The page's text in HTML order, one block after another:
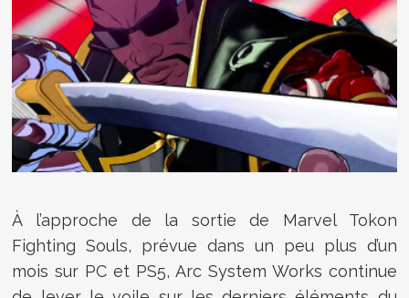
À l’approche de la sortie de Marvel Tokon
Fighting Souls, prévue dans un peu plus d’un
mois sur PC et PS5, Arc System Works continue